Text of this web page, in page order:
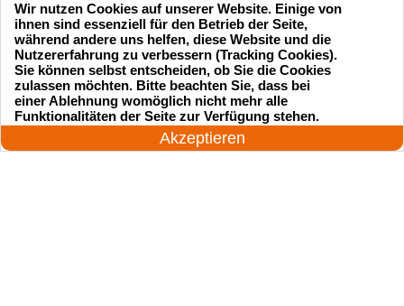
Startseite Einsatzgebiete
Preise
24 Stunden am Tag
Akzeptieren
Wir nutzen Cookies auf unserer Website. Einige von
ihnen sind essenziell für den Betrieb der Seite,
während andere uns helfen, diese Website und die
Nutzererfahrung zu verbessern (Tracking Cookies).
Sie können selbst entscheiden, ob Sie die Cookies
zulassen möchten. Bitte beachten Sie, dass bei
einer Ablehnung womöglich nicht mehr alle
Funktionalitäten der Seite zur Verfügung stehen.